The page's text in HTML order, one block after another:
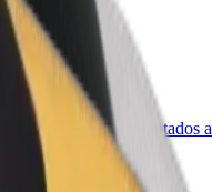
servicios de Bolt adaptados a